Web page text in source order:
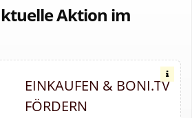
Aktion im
EINKAUFEN & BONI.TV
FÖRDERN